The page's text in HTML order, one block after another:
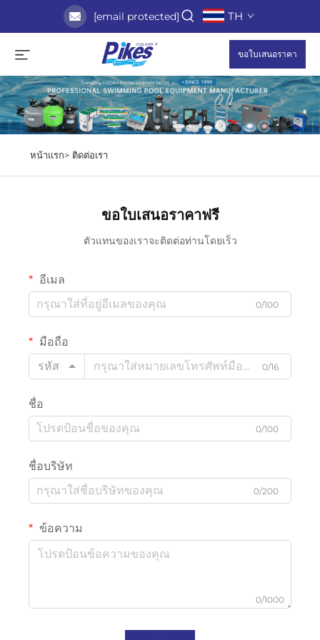
[email protected] TH
ขอใบเสนอราคา
หน้าแรก> ติดต่อเรา
ขอใบเสนอราคาฟรี
ตัวแทนของเราจะติดต่อท่านโดยเร็ว
อีเมล
0/100
มือถือ
รหัส
0/16
ชื่อ
0/100
ชื่อบริษัท
0/200
ข้อความ
0/1000